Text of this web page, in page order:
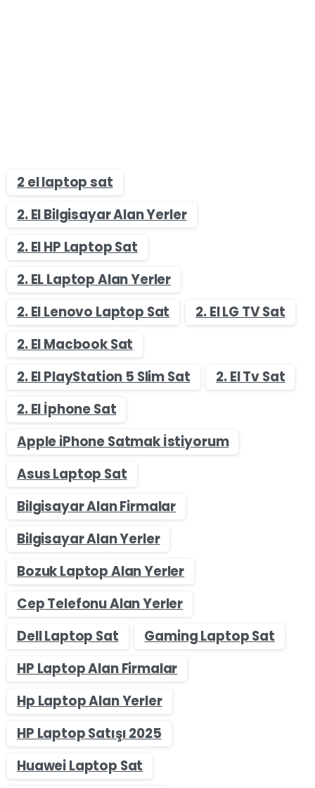
2 el laptop sat
2. El Bilgisayar Alan Yerler
2. El HP Laptop Sat
2. EL Laptop Alan Yerler
2. El Lenovo Laptop Sat
2. El LG TV Sat
2. El Macbook Sat
2. El PlayStation 5 Slim Sat
2. El Tv Sat
2. El İphone Sat
Apple iPhone Satmak İstiyorum
Asus Laptop Sat
Bilgisayar Alan Firmalar
Bilgisayar Alan Yerler
Bozuk Laptop Alan Yerler
Cep Telefonu Alan Yerler
Dell Laptop Sat
Gaming Laptop Sat
HP Laptop Alan Firmalar
Hp Laptop Alan Yerler
HP Laptop Satışı 2025
Huawei Laptop Sat